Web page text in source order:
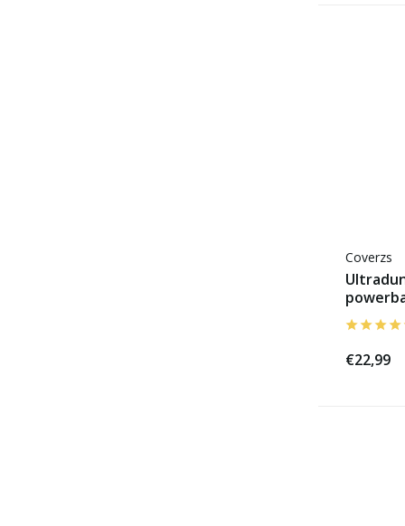
Coverzs
€22,99